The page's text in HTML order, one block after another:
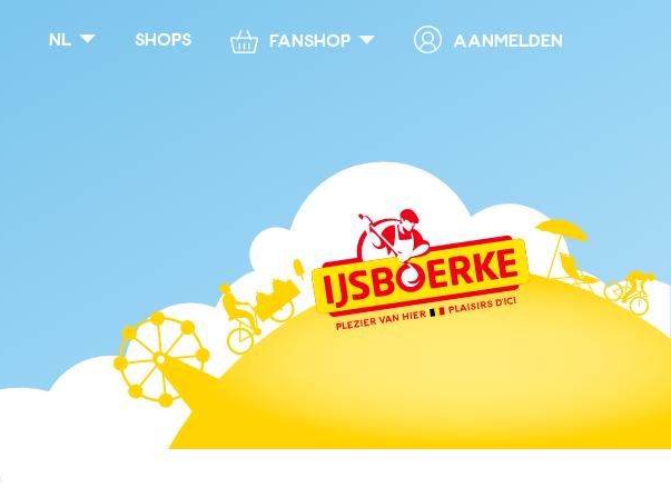
nl Shops Fanshop Aanmelden